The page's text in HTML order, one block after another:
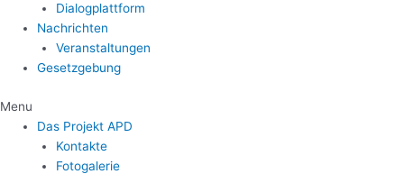
Dialogplattform
Nachrichten
Veranstaltungen
Gesetzgebung
Menu
Das Projekt APD
Kontakte
Fotogalerie